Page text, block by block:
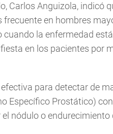
Carlos Anguizola, indicó
frecuente en hombres
la enfermedad
en los pacientes por
para detectar de
Específico Prostático)
nódulo o